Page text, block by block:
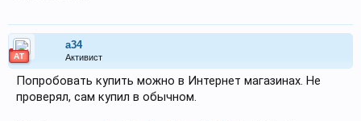
АТ
a34
Активист
Попробовать купить можно в Интернет магазинах. Не
проверял, сам купил в обычном.